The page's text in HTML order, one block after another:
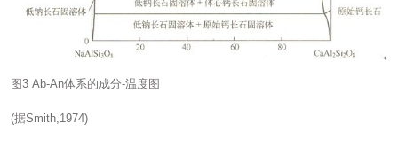
图3 Ab-An体系的成分-温度图
(据Smith,1974)